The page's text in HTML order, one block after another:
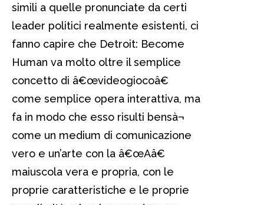
simili a quelle pronunciate da certi
leader politici realmente esistenti, ci
fanno capire che Detroit: Become
Human va molto oltre il semplice
concetto di â€œvideogiocoâ€
come semplice opera interattiva, ma
fa in modo che esso risulti bensà¬
come un medium di comunicazione
vero e un’arte con la â€œAâ€
maiuscola vera e propria, con le
proprie caratteristiche e le proprie